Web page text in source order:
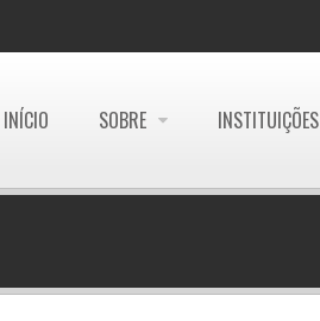
INÍCIO SOBRE INSTITUIÇÕES